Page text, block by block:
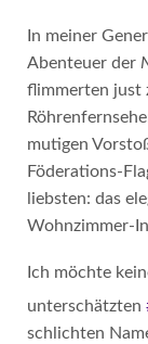
In meiner
Abenteuer der
flimmerten just
mutigen
Föderations-
liebsten: das
Wohnzimmer-
Ich möchte
unterschätzten
schlichten